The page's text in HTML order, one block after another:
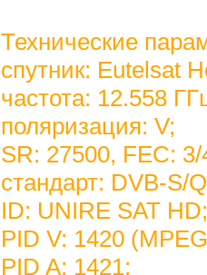
Технические
спутник: Eutelsat
частота: 12.558
поляризация: V;
SR: 27500, FEC: 3/
стандарт: DVB-S/
ID: UNIRE SAT HD;
PID V: 1420
PID A: 1421;